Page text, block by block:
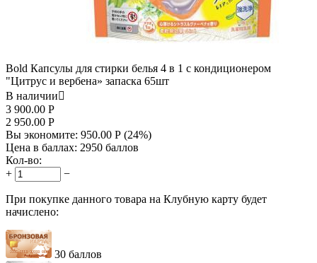
Bold Капсулы для стирки белья 4 в 1 с кондиционером
"Цитрус и вербена» запаска 65шт
В наличии
3 900.00 Р
2 950.00 Р
Вы экономите: 950.00 Р (24%)
Цена в баллах: 2950 баллов
Кол-во:
+
−
При покупке данного товара на Клубную карту будет
начислено:
30 баллов